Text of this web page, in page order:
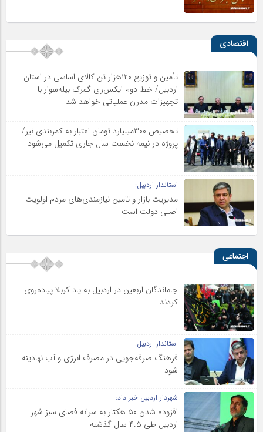
اقتصادی
تأمین و توزیع ۱۲۰هزار تن کالای اساسی در استان
اردبیل/ خط دوم ایکس‌ری گمرک بیله‌سوار با
تجهیزات مدرن عملیاتی خواهد شد
تخصیص ۳۰۰میلیارد تومان اعتبار به کمربندی نیر/
پروژه در نیمه نخست سال جاری تکمیل می‌شود
استاندار اردبیل:
مدیریت بازار و تامین نیازمندی‌های مردم اولویت‌
اصلی دولت است
اجتماعی
جاماندگان اربعین در اردبیل به یاد کربلا پیاده‌روی
کردند
استاندار اردبیل:
فرهنگ صرفه‌جویی در مصرف انرژی و آب نهادینه
شود
شهردار اردبیل خبر داد:
افزوده شدن ۵۰ هکتار به سرانه فضای سبز شهر
اردبیل طی ۴.۵ سال گذشته